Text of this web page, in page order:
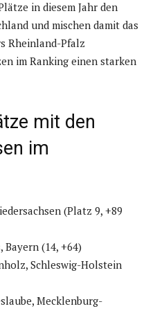
in diesem Jahr den
und mischen damit das
Rheinland-Pfalz
im Ranking einen starken
mit den
im
(Platz 9, +89
Bayern (14, +64)
Schleswig-Holstein
Mecklenburg-